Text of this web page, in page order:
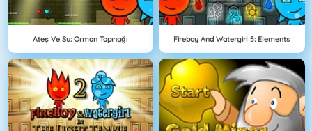
Ateş Ve Su: Orman Tapınağı Fireboy And Watergirl 5: Elements